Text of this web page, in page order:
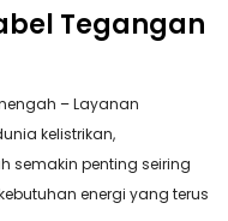
Tegangan
– Layanan
kelistrikan,
semakin penting seiring
energi yang terus